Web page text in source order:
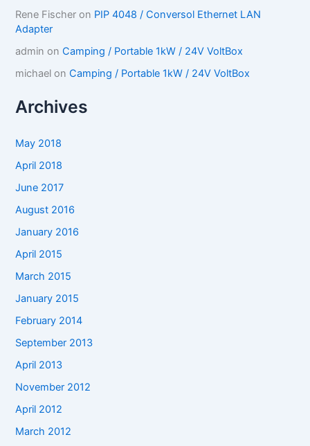
Rene Fischer on PIP 4048 / Conversol Ethernet LAN
Adapter
admin on Camping / Portable 1kW / 24V VoltBox
michael on Camping / Portable 1kW / 24V VoltBox
Archives
May 2018
April 2018
June 2017
August 2016
January 2016
April 2015
March 2015
January 2015
February 2014
September 2013
April 2013
November 2012
April 2012
March 2012